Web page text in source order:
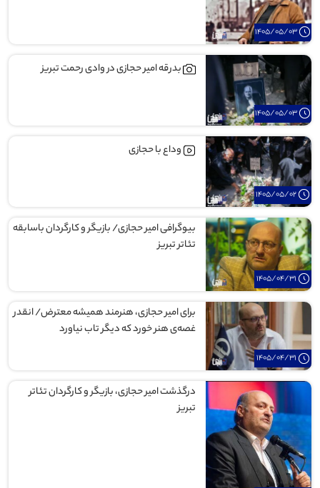
1405/05/03
1405/05/03
بدرقه امیر حجازی در وادی رحمت تبریز
1405/05/02
وداع با حجازی
1405/04/31
بیوگرافی امیر حجازی/ بازیگر و کارگردان باسابقه
تئاتر تبریز
1405/04/31
برای امیر حجازی، هنرمند همیشه معترض/ انقدر
غصه‌ی هنر خورد که دیگر تاب نیاورد
درگذشت امیر حجازی، بازیگر و کارگردان تئاتر
تبریز